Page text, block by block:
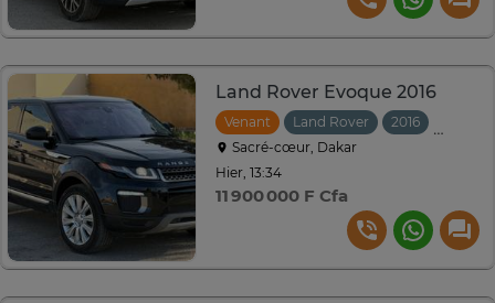
Land Rover Evoque 2016
Venant Land Rover 2016
Sacré-cœur, Dakar
Hier, 13:34
11 900 000 F Cfa